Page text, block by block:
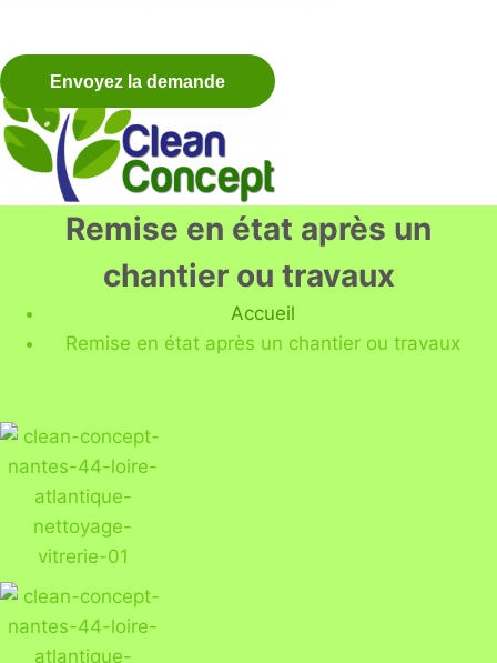
Remise en état après un
chantier ou travaux
Accueil
Remise en état après un chantier ou travaux